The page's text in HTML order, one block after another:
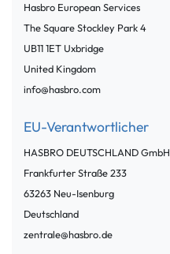
Hasbro European Services
The Square Stockley Park4
UB11 1ET Uxbridge
United Kingdom
info@hasbro.com
EU-Verantwortlicher
HASBRO DEUTSCHLAND GmbH
Frankfurter Straße233
63263 Neu-Isenburg
Deutschland
zentrale@hasbro.de